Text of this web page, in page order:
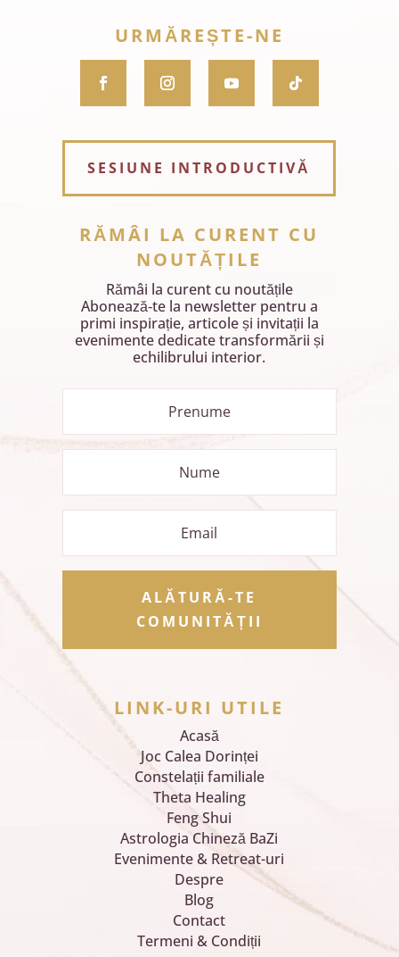
URMĂREȘTE-NE
SESIUNE INTRODUCTIVĂ
RĂMÂI LA CURENT CU
NOUTĂȚILE
Rămâi la curent cu noutățile
Abonează‑te la newsletter pentru a
primi inspirație, articole și invitații la
evenimente dedicate transformării și
echilibrului interior.
ALĂTURĂ-TE
COMUNITĂȚII
LINK-URI UTILE
Acasă
Joc Calea Dorinței
Constelații familiale
Theta Healing
Feng Shui
Astrologia Chineză BaZi
Evenimente & Retreat-uri
Despre
Blog
Contact
Termeni & Condiții